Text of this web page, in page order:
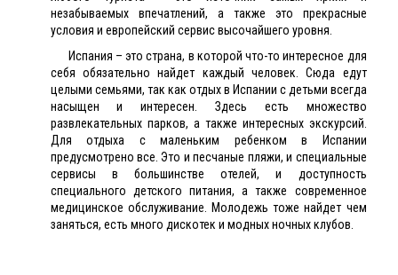
незабываемых впечатлений, а также это прекрасные
условия и европейский сервис высочайшего уровня.
Испания – это страна, в которой что-то интересное для
себя обязательно найдет каждый человек. Сюда едут
целыми семьями, так как отдых в Испании с детьми всегда
насыщен и интересен. Здесь есть множество
развлекательных парков, а также интересных экскурсий.
Для отдыха с маленьким ребенком в Испании
предусмотрено все. Это и песчаные пляжи, и специальные
сервисы в большинстве отелей, и доступность
специального детского питания, а также современное
медицинское обслуживание. Молодежь тоже найдет чем
заняться, есть много дискотек и модных ночных клубов.